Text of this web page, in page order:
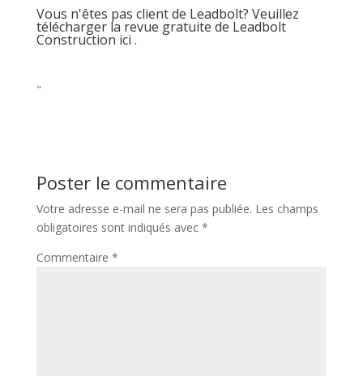
Vous n'êtes pas client de Leadbolt? Veuillez
télécharger la revue gratuite de Leadbolt
Construction ici .
"
Poster le commentaire
Votre adresse e-mail ne sera pas publiée. Les champs
obligatoires sont indiqués avec *
Commentaire *